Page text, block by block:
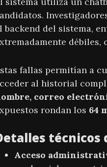
backend del sistema,
fallas permitían a
al historial
correo
rondan los 64
técnicos
Acceso